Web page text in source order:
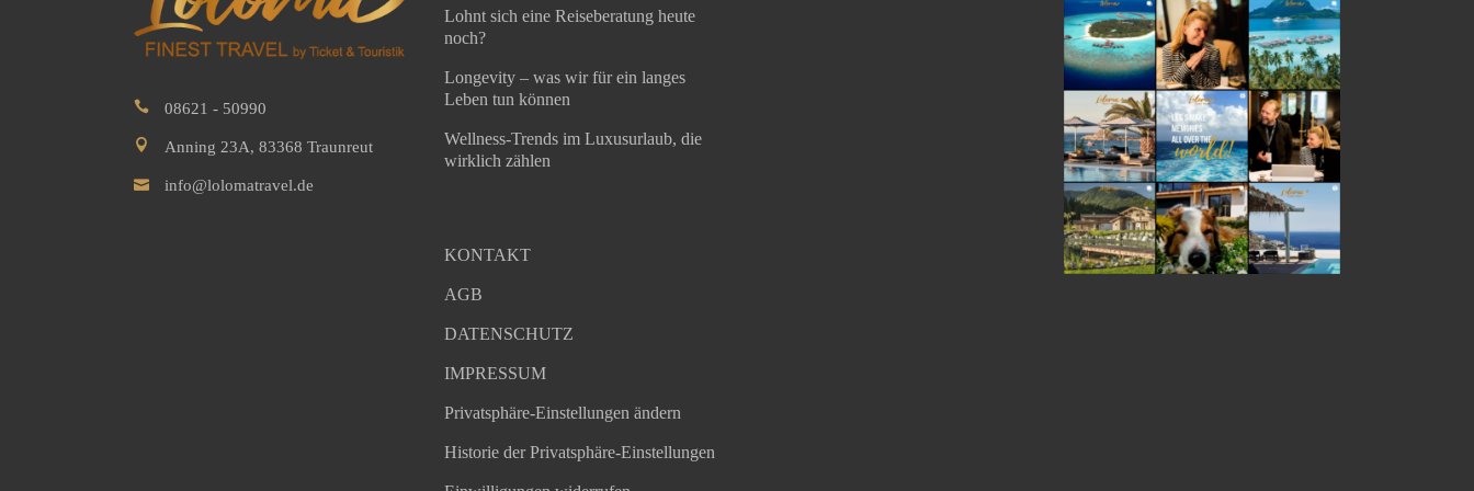
08621 - 50990
Anning 23A, 83368 Traunreut
info@lolomatravel.de
Lohnt sich eine Reiseberatung heute
noch?
Longevity – was wir für ein langes
Leben tun können
Wellness-Trends im Luxusurlaub, die
wirklich zählen
KONTAKT
AGB
DATENSCHUTZ
IMPRESSUM
Privatsphäre-Einstellungen ändern
Historie der Privatsphäre-Einstellungen